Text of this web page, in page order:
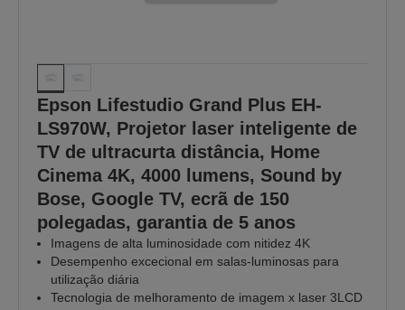
Epson Lifestudio Grand Plus EH-
LS970W, Projetor laser inteligente de
TV de ultracurta distância, Home
Cinema 4K, 4000 lumens, Sound by
Bose, Google TV, ecrã de 150
polegadas, garantia de 5 anos
Imagens de alta luminosidade com nitidez 4K
Desempenho excecional em salas‑luminosas para
utilização diária
Tecnologia de melhoramento de imagem x laser 3LCD